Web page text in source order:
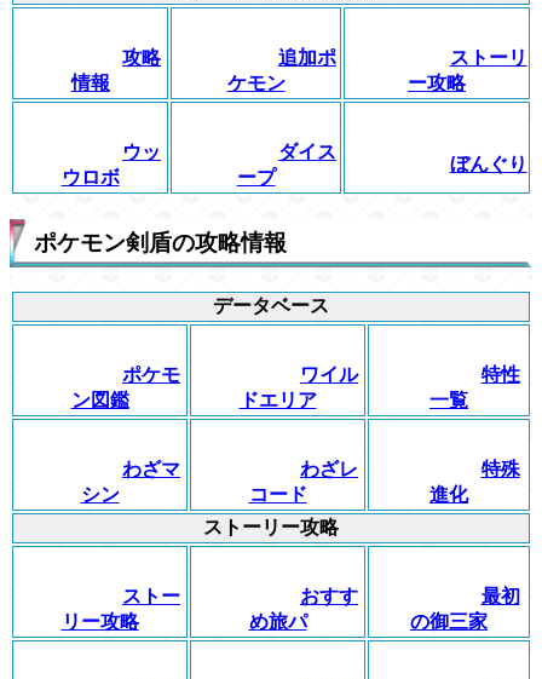
攻略
情報
追加ポ
ケモン
ストーリ
ー攻略
ウッ
ウロボ
ダイス
ープ
ぼんぐり
ポケモン剣盾の攻略情報
データベース
ポケモ
ン図鑑
ワイル
ドエリア
特性
一覧
わざマ
シン
わざレ
コード
特殊
進化
ストーリー攻略
ストー
リー攻略
おすす
め旅パ
最初
の御三家